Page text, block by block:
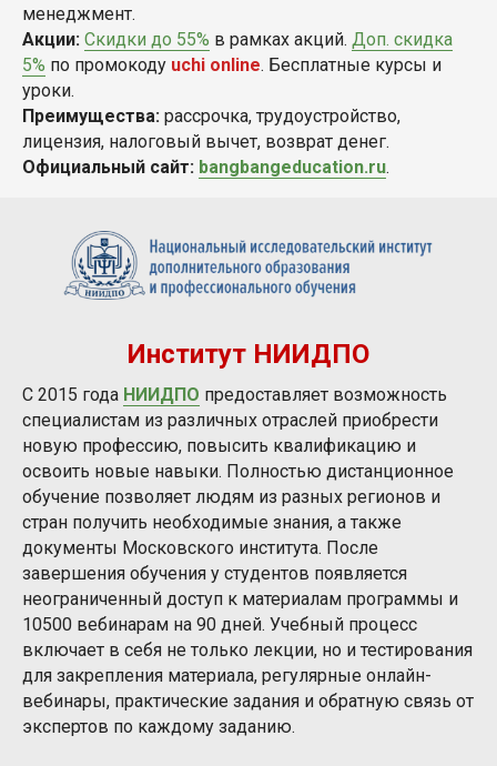
менеджмент.
Акции: Скидки до 55% в рамках акций. Доп. скидка
5% по промокоду uchi online. Бесплатные курсы и
уроки.
Преимущества: рассрочка, трудоустройство,
лицензия, налоговый вычет, возврат денег.
Официальный сайт: bangbangeducation.ru.
Институт НИИДПО
С 2015 года НИИДПО предоставляет возможность
специалистам из различных отраслей приобрести
новую профессию, повысить квалификацию и
освоить новые навыки. Полностью дистанционное
обучение позволяет людям из разных регионов и
стран получить необходимые знания, а также
документы Московского института. После
завершения обучения у студентов появляется
неограниченный доступ к материалам программы и
10500 вебинарам на 90 дней. Учебный процесс
включает в себя не только лекции, но и тестирования
для закрепления материала, регулярные онлайн-
вебинары, практические задания и обратную связь от
экспертов по каждому заданию.